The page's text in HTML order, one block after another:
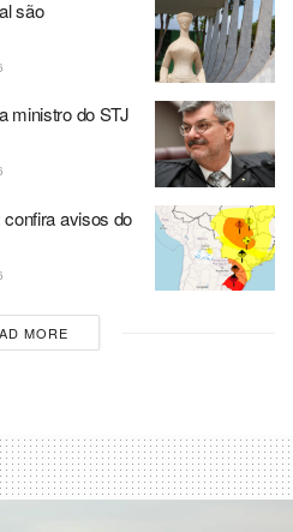
são
ministro do STJ
avisos do
MORE